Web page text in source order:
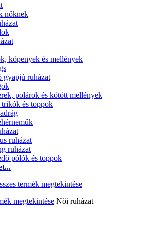
nőknek
köpenyek és mellények
gyapjú ruházat
polárok és kötött mellények
és toppok
ruházat
ruházat
pólók és toppok
megtekintése Női ruházat